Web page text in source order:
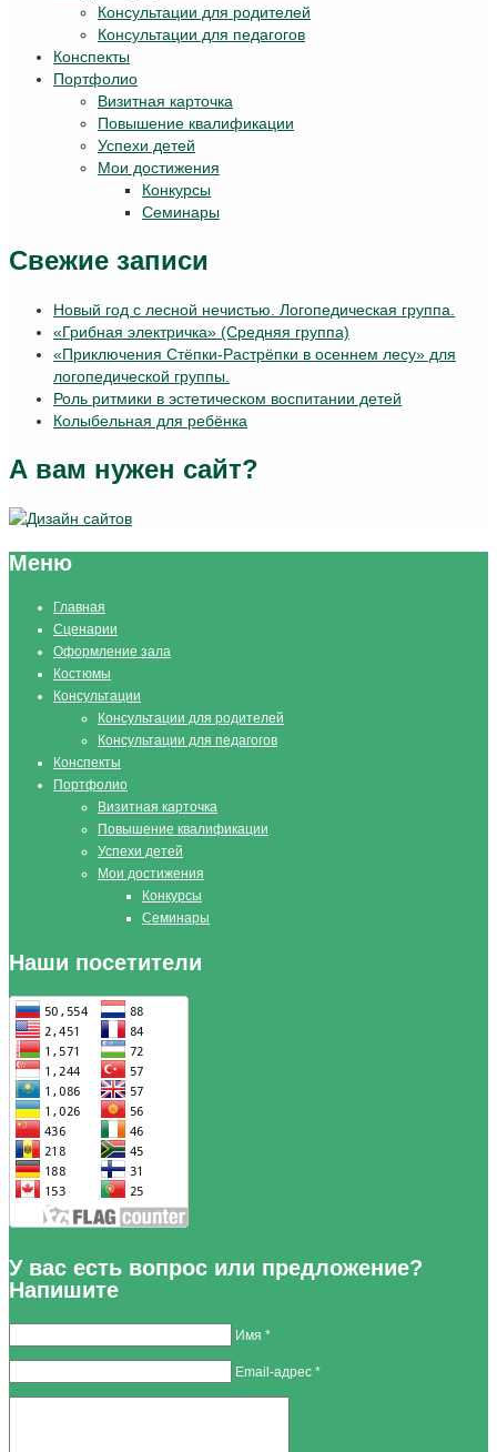
Консультации для родителей
Консультации для педагогов
Конспекты
Портфолио
Визитная карточка
Повышение квалификации
Успехи детей
Мои достижения
Конкурсы
Семинары
Свежие записи
Новый год с лесной нечистью. Логопедическая группа.
«Грибная электричка» (Средняя группа)
«Приключения Стёпки-Растрёпки в осеннем лесу» для
логопедической группы.
Роль ритмики в эстетическом воспитании детей
Колыбельная для ребёнка
А вам нужен сайт?
Меню
Главная
Сценарии
Оформление зала
Костюмы
Консультации
Консультации для родителей
Консультации для педагогов
Конспекты
Портфолио
Визитная карточка
Повышение квалификации
Успехи детей
Мои достижения
Конкурсы
Семинары
Наши посетители
У вас есть вопрос или предложение?
Напишите
Имя *
Email-адрес *